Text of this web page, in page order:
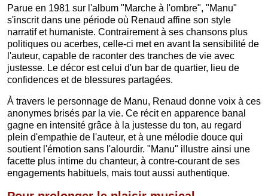
Parue en 1981 sur l'album "Marche à l'ombre", "Manu"
s'inscrit dans une période où Renaud affine son style
narratif et humaniste. Contrairement à ses chansons plus
politiques ou acerbes, celle-ci met en avant la sensibilité de
l'auteur, capable de raconter des tranches de vie avec
justesse. Le décor est celui d'un bar de quartier, lieu de
confidences et de blessures partagées.
À travers le personnage de Manu, Renaud donne voix à ces
anonymes brisés par la vie. Ce récit en apparence banal
gagne en intensité grâce à la justesse du ton, au regard
plein d'empathie de l'auteur, et à une mélodie douce qui
soutient l'émotion sans l'alourdir. "Manu" illustre ainsi une
facette plus intime du chanteur, à contre-courant de ses
engagements habituels, mais tout aussi authentique.